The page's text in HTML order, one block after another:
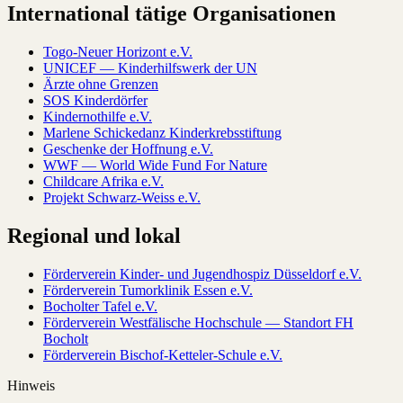
International tätige Organisationen
Togo-Neuer Horizont e.V.
UNICEF — Kinderhilfswerk der UN
Ärzte ohne Grenzen
SOS Kinderdörfer
Kindernothilfe e.V.
Marlene Schickedanz Kinderkrebsstiftung
Geschenke der Hoffnung e.V.
WWF — World Wide Fund For Nature
Childcare Afrika e.V.
Projekt Schwarz-Weiss e.V.
Regional und lokal
Förderverein Kinder- und Jugendhospiz Düsseldorf e.V.
Förderverein Tumorklinik Essen e.V.
Bocholter Tafel e.V.
Förderverein Westfälische Hochschule — Standort FH
Bocholt
Förderverein Bischof-Ketteler-Schule e.V.
Hinweis